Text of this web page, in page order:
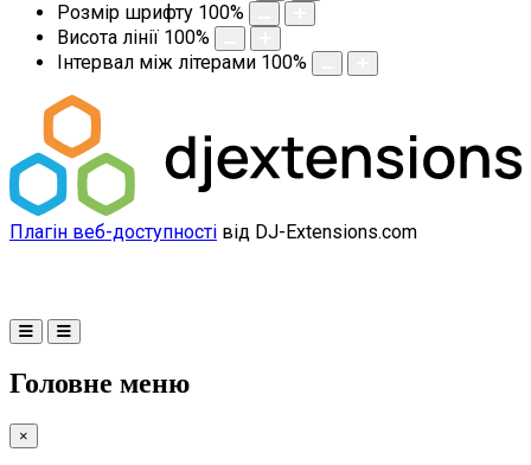
Розмір шрифту 100%
Висота лінії 100%
Інтервал між літерами 100%
Плагін веб-доступності від DJ-Extensions.com
Головне меню
×